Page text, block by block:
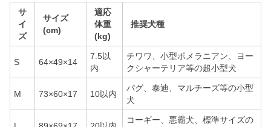
サ
イ
ズ
サイズ
(cm)
適応
体重
(kg)
推奨犬種
S 64×49×14
7.5以
内
チワワ、小型ポメラニアン、ヨー
クシャーテリア等の超小型犬
M 73×60×17 10以内
パグ、泰迪、マルチーズ等の小型
犬
コーギー、悪霸犬、標準サイズの